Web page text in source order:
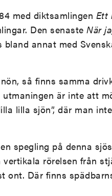
med diktsamlingen Ett
Den senaste När
annat med
så finns samma
är inte att
lilla sjön”, där man
spegling på denna
rörelsen från
ont. Där finns